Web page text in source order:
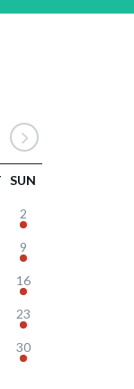
SUN
2
9
16
23
30